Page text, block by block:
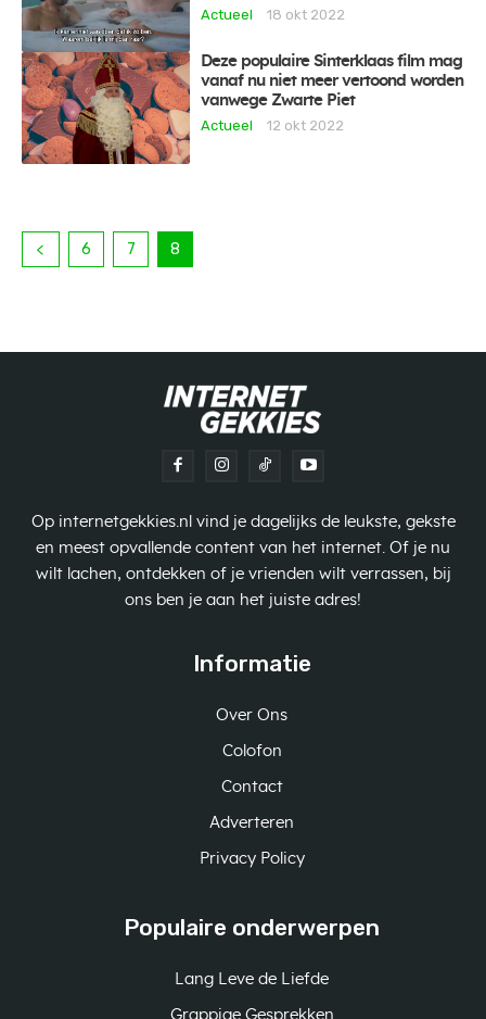
Actueel
18 okt 2022
Deze populaire Sinterklaas film mag
vanaf nu niet meer vertoond worden
vanwege Zwarte Piet
Actueel
12 okt 2022
6 7 8
Op internetgekkies.nl vind je dagelijks de leukste, gekste
en meest opvallende content van het internet. Of je nu
wilt lachen, ontdekken of je vrienden wilt verrassen, bij
ons ben je aan het juiste adres!
Informatie
Over Ons
Colofon
Contact
Adverteren
Privacy Policy
Populaire onderwerpen
Lang Leve de Liefde
Grappige Gesprekken